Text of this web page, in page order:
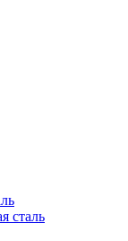
сталь